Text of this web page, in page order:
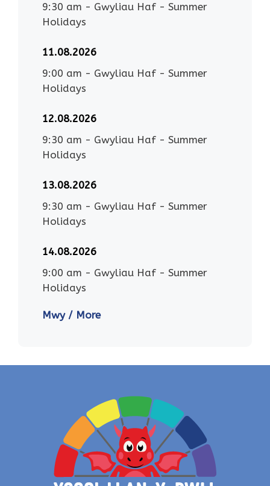
9:30 am - Gwyliau Haf - Summer
Holidays
11.08.2026
9:00 am - Gwyliau Haf - Summer
Holidays
12.08.2026
9:30 am - Gwyliau Haf - Summer
Holidays
13.08.2026
9:30 am - Gwyliau Haf - Summer
Holidays
14.08.2026
9:00 am - Gwyliau Haf - Summer
Holidays
Mwy / More